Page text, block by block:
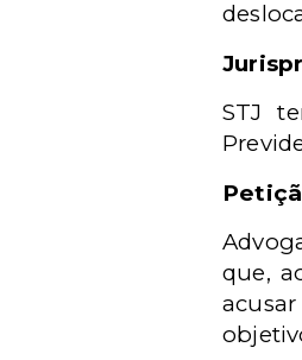
STJ
que,